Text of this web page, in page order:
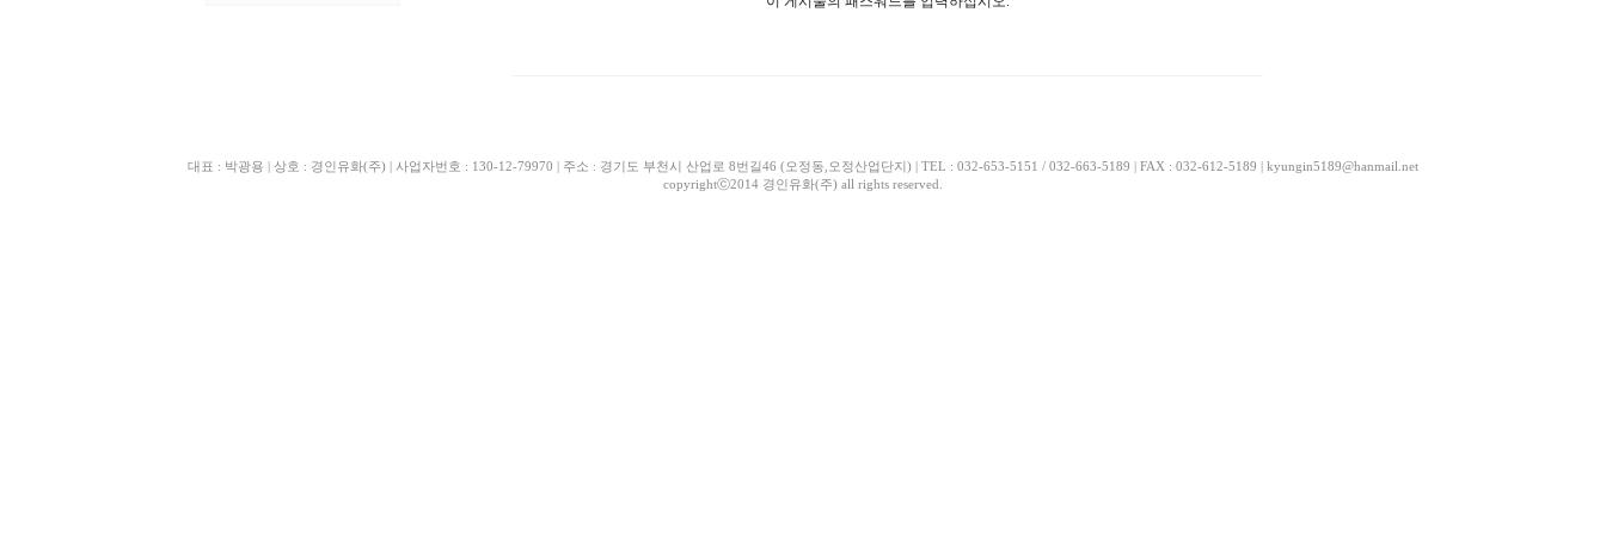
대표 : 박광용 | 상호 : 경인유화(주) | 사업자번호 : 130-12-79970 | 주소 : 경기도 부천시 산업로 8번길46 (오정동,오정산업단지) | TEL : 032-653-5151 / 032-663-5189 | FAX : 032-612-5189 | kyungin5189@hanmail.net
copyrightⓒ2014 경인유화(주) all rights reserved.